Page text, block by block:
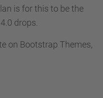
is for this to be the
drops.
on Bootstrap Themes,